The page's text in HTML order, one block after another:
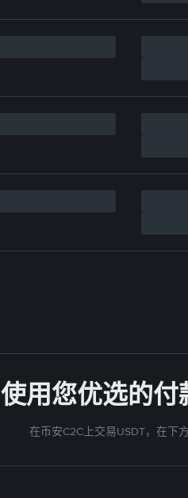
使用您优选的付
在币安C2C上交易USDT，在下